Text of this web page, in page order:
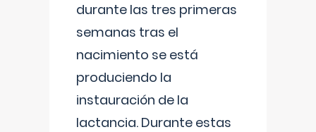
durante las tres primeras
semanas tras el
nacimiento se está
produciendo la
instauración de la
lactancia. Durante estas